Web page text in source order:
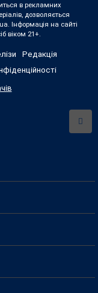
в рекламних
дозволяється
Інформація на сайті
віком 21+.
Редакція